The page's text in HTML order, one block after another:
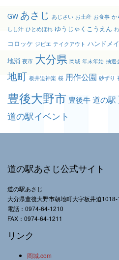
GW あさじ あじさい お土産 お食事 か
しし汁 ひとめぼれ ゆうじゃくこうえん
コロッケ ジビエ テイクアウト ハンドメ
地消 夜市 大分県 岡城 年末年始 抽選
地町 板井迫神楽 桜 用作公園 砂ずり
豊後大野市 豊後牛道の駅
道の駅イベント
道の駅あさじ公式サイト
道の駅あさじ
大分県豊後大野市朝地町大字板井迫1018-
電話：0974-64-1210
FAX：0974-64-1211
リンク
岡城.com